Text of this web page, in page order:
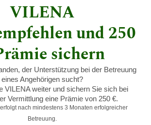
VILENA
und 250
sichern
der Unterstützung bei der Betreuung
eines Angehörigen sucht?
VILENA weiter und sichern Sie sich bei
Vermittlung eine Prämie von 250 €.
nach mindestens 3 Monaten erfolgreicher
Betreuung.